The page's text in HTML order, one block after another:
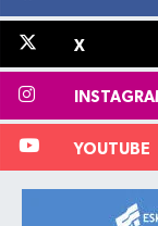
X
YOUTUBE